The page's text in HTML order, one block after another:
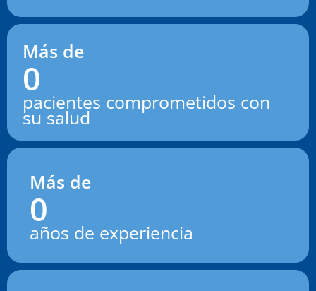
Más de
pacientes comprometidos con
su salud
0
Más de
años de experiencia
0